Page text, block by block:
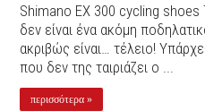
Shimano ΕΧ 300 cycling shoes
δεν είναι ένα ακόμη
ακριβώς είναι… τέλειο!
που δεν της ταιριάζει ο ...
περισσότερα »